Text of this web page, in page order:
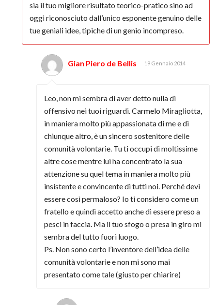
sia il tuo migliore risultato teorico-pratico sino ad
oggi riconosciuto dall’unico esponente genuino delle
tue geniali idee, tipiche di un genio incompreso.
Gian Piero de Bellis 19 Gennaio 2014
Leo, non mi sembra di aver detto nulla di
offensivo nei tuoi riguardi. Carmelo Miragliotta,
in maniera molto più appassionata di me e di
chiunque altro, è un sincero sostenitore delle
comunità volontarie. Tu ti occupi di moltissime
altre cose mentre lui ha concentrato la sua
attenzione su quel tema in maniera molto più
insistente e convincente di tutti noi. Perché devi
essere così permaloso? Io ti considero come un
fratello e quindi accetto anche di essere preso a
pesci in faccia. Ma il tuo sfogo o presa in giro mi
sembra del tutto fuori luogo.
Ps. Non sono certo l’inventore dell’idea delle
comunità volontarie e non mi sono mai
presentato come tale (giusto per chiarire)